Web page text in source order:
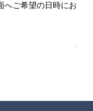
へご希望の日時にお